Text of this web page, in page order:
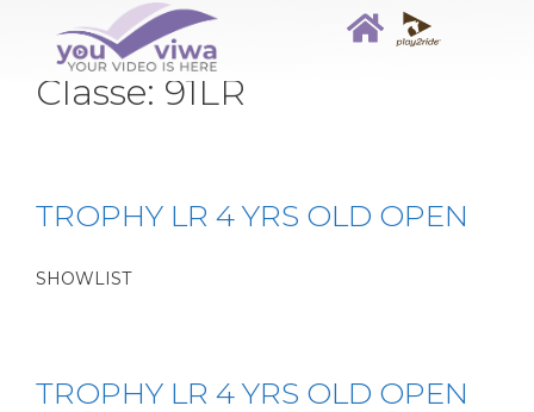
Classe: 91LR
TROPHY LR 4 YRS OLD OPEN
SHOWLIST
TROPHY LR 4 YRS OLD OPEN